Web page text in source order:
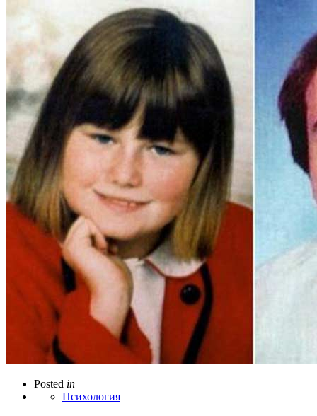
Posted in
Психология